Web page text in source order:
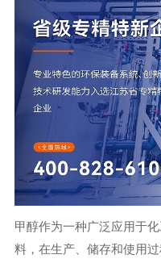
甲醇作为一种广泛应用于
料，在生产、储存和使用